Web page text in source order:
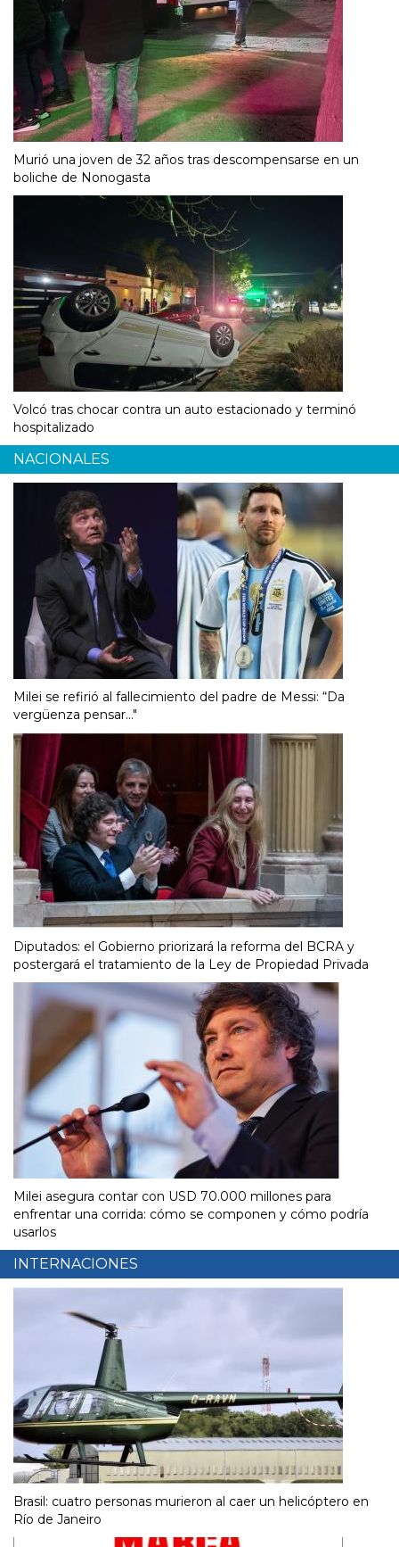
Murió una joven de 32 años tras descompensarse en un
boliche de Nonogasta
Volcó tras chocar contra un auto estacionado y terminó
hospitalizado
NACIONALES
Milei se refirió al fallecimiento del padre de Messi: “Da
vergüenza pensar..."
Diputados: el Gobierno priorizará la reforma del BCRA y
postergará el tratamiento de la Ley de Propiedad Privada
Milei asegura contar con USD 70.000 millones para
enfrentar una corrida: cómo se componen y cómo podría
usarlos
INTERNACIONES
Brasil: cuatro personas murieron al caer un helicóptero en
Río de Janeiro